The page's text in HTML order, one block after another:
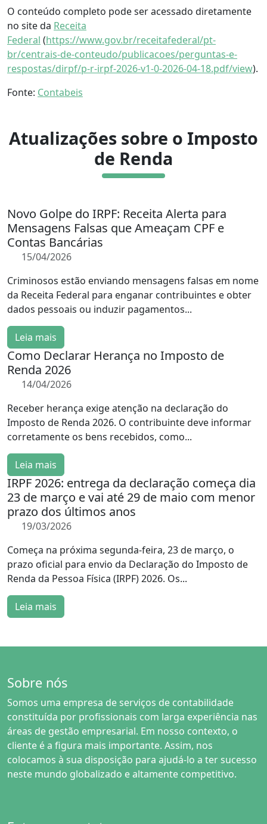
O conteúdo completo pode ser acessado diretamente
no site da Receita
Federal (https://www.gov.br/receitafederal/pt-
br/centrais-de-conteudo/publicacoes/perguntas-e-
respostas/dirpf/p-r-irpf-2026-v1-0-2026-04-18.pdf/view).
Fonte: Contabeis
Atualizações sobre o Imposto
de Renda
Novo Golpe do IRPF: Receita Alerta para
Mensagens Falsas que Ameaçam CPF e
Contas Bancárias
15/04/2026
Criminosos estão enviando mensagens falsas em nome
da Receita Federal para enganar contribuintes e obter
dados pessoais ou induzir pagamentos...
Leia mais
Como Declarar Herança no Imposto de
Renda 2026
14/04/2026
Receber herança exige atenção na declaração do
Imposto de Renda 2026. O contribuinte deve informar
corretamente os bens recebidos, como...
Leia mais
IRPF 2026: entrega da declaração começa dia
23 de março e vai até 29 de maio com menor
prazo dos últimos anos
19/03/2026
Começa na próxima segunda-feira, 23 de março, o
prazo oficial para envio da Declaração do Imposto de
Renda da Pessoa Física (IRPF) 2026. Os...
Leia mais
Sobre nós
Somos uma empresa de serviços de contabilidade
constituída por profissionais com larga experiência nas
áreas de gestão empresarial. Em nosso contexto, o
cliente é a figura mais importante. Assim, nos
colocamos à sua disposição para ajudá-lo a ter sucesso
neste mundo globalizado e altamente competitivo.